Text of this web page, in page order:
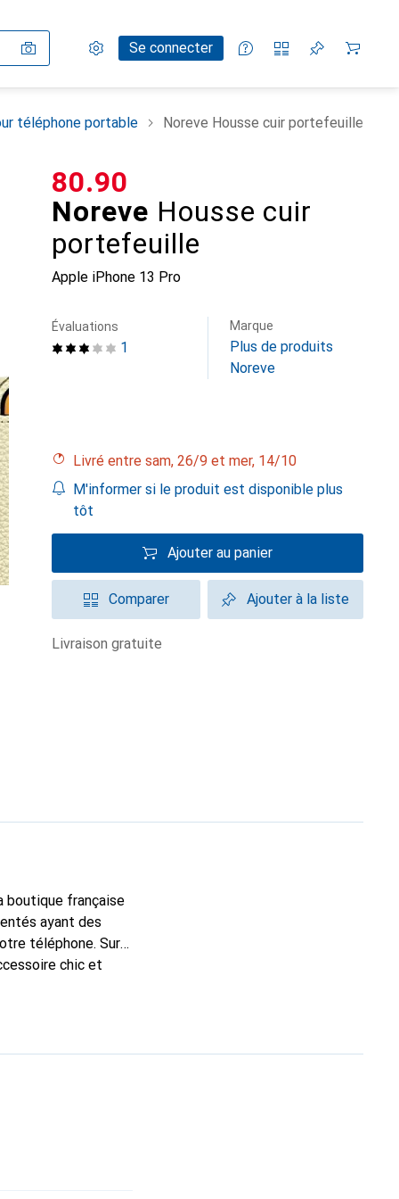
Paramètres
Compte clientSe connecter
Listes de comparaison
Listes d'envies
Panier
téléphone portable Noreve Housse cuir portefeuille
Noreve Housse cuir
portefeuille
Apple iPhone 13 Pro
CHF
80.90
1
Évaluations Marque
Plus de produits
Noreve
Livré entre sam, 26/9 et mer, 14/10
M'informer si le produit est disponible plus
tôt
Ajouter au panier
Comparer Ajouter à la liste
livraison gratuite
boutique française
ayant des
téléphone. Sur
chic et